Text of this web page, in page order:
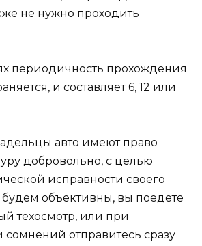
не нужно проходить
периодичность прохождения
и составляет 6, 12 или
авто имеют право
добровольно, с целью
исправности своего
объективны, вы поедете
техосмотр, или при
отправитесь сразу